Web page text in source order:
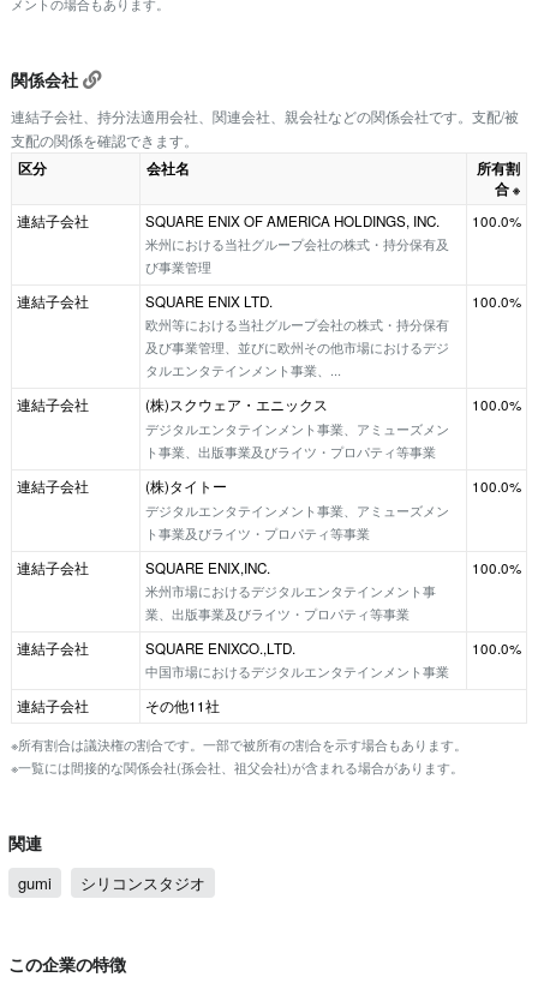
メントの場合もあります。
関係会社
連結子会社、持分法適用会社、関連会社、親会社などの関係会社です。支配/被
支配の関係を確認できます。
区分 会社名
所有割
合 ※
連結子会社
SQUARE ENIX OF AMERICA HOLDINGS, INC.
米州における当社グループ会社の株式・持分保有及
び事業管理
100.0%
連結子会社
SQUARE ENIX LTD.
欧州等における当社グループ会社の株式・持分保有
及び事業管理、並びに欧州その他市場におけるデジ
タルエンタテインメント事業、...
100.0%
連結子会社
(株)スクウェア・エニックス
デジタルエンタテインメント事業、アミューズメン
ト事業、出版事業及びライツ・プロパティ等事業
100.0%
連結子会社
(株)タイトー
デジタルエンタテインメント事業、アミューズメン
ト事業及びライツ・プロパティ等事業
100.0%
連結子会社
SQUARE ENIX,INC.
米州市場におけるデジタルエンタテインメント事
業、出版事業及びライツ・プロパティ等事業
100.0%
連結子会社
SQUARE ENIXCO.,LTD.
中国市場におけるデジタルエンタテインメント事業
100.0%
連結子会社
その他11社
※所有割合は議決権の割合です。一部で被所有の割合を示す場合もあります。
※一覧には間接的な関係会社(孫会社、祖父会社)が含まれる場合があります。
関連
gumi シリコンスタジオ
この企業の特徴